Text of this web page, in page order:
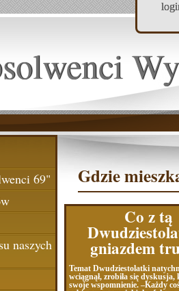
69"
naszych
Gdzie
Co z tą
gniazdem
Temat Dwudziestolatki
wciągnął, zrobiła się dyskusja,
swoje wspomnienie. –Każdy